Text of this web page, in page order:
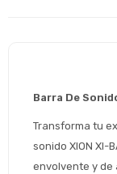
Barra De
Transforma tu
sonido XION XI-
envolvente y de